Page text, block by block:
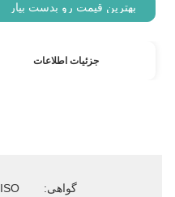
بهترین قیمت رو بدست بیار
جزئیات اطلاعات
گواهی: ISO